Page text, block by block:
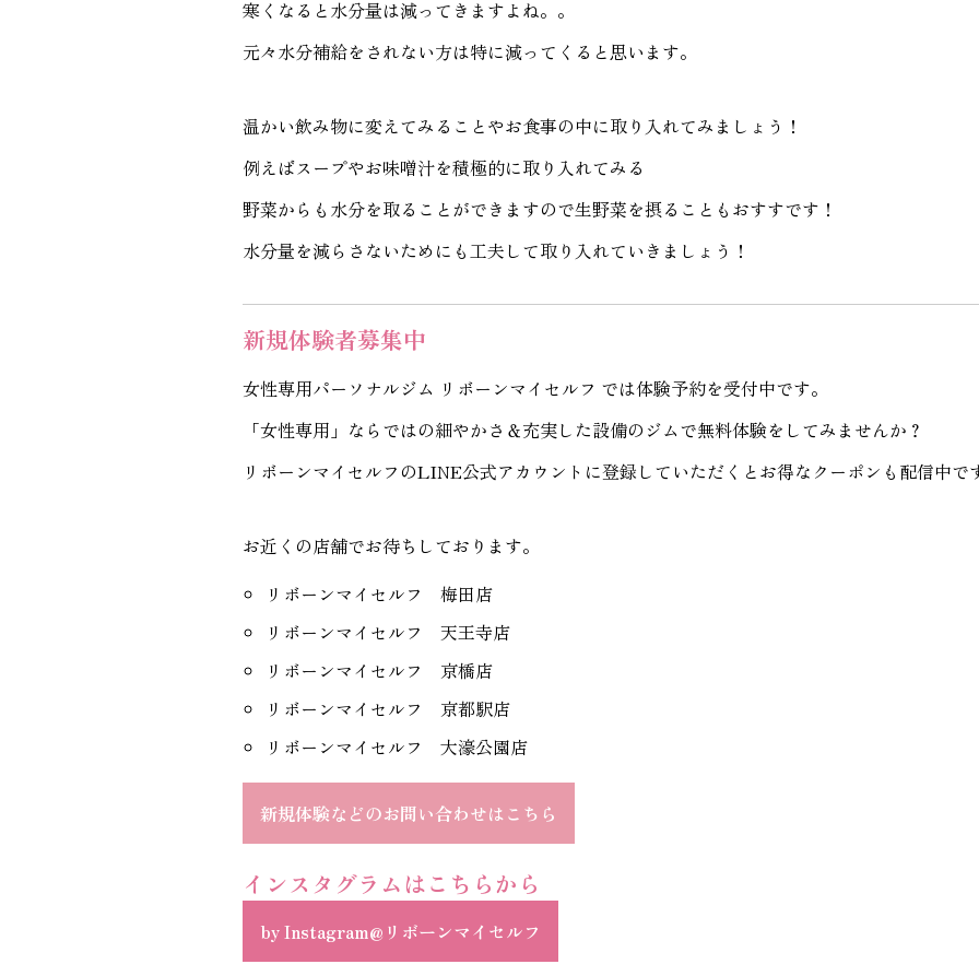
寒くなると水分量は減ってきますよね。。
元々水分補給をされない方は特に減ってくると思います。
温かい飲み物に変えてみることやお食事の中に取り入れてみましょう！
例えばスープやお味噌汁を積極的に取り入れてみる
野菜からも水分を取ることができますので生野菜を摂ることもおすすです！
水分量を減らさないためにも工夫して取り入れていきましょう！
新規体験者募集中
女性専用パーソナルジム リボーンマイセルフ では体験予約を受付中です。
「女性専用」ならではの細やかさ＆充実した設備のジムで無料体験をしてみませんか？
リボーンマイセルフのLINE公式アカウントに登録していただくとお得なクーポンも配信中で
お近くの店舗でお待ちしております。
リボーンマイセルフ 梅田店
リボーンマイセルフ 天王寺店
リボーンマイセルフ 京橋店
リボーンマイセルフ 京都駅店
リボーンマイセルフ 大濠公園店
新規体験などのお問い合わせはこちら
インスタグラムはこちらから
by Instagram@リボーンマイセルフ